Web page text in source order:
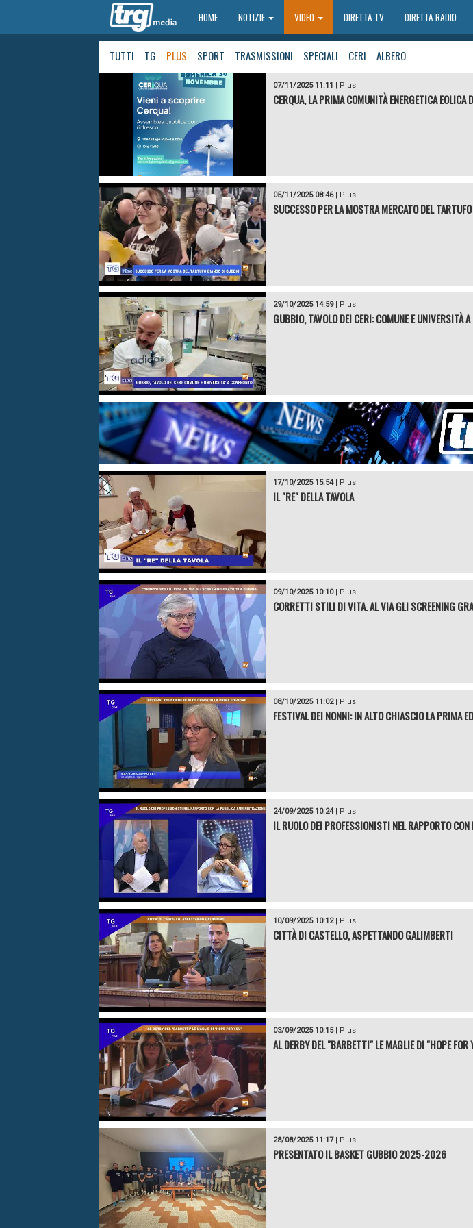
HOMEHOME NOTIZIE VIDEO DIRETTA TV DIRETTA RADIO
TUTTI TG PLUS SPORT TRASMISSIONI SPECIALI CERI ALBERO
07/11/2025 11:11 | Plus
CERQUA, LA PRIMA COMUNITÀ ENERGETICA EOLICA
05/11/2025 08:46| Plus
SUCCESSO PER LA MOSTRA MERCATO DEL
29/10/2025 14:59| Plus
GUBBIO, TAVOLO DEI CERI: COMUNE E UNIVERSITÀ
17/10/2025 15:54| Plus
IL "RE" DELLA TAVOLA
09/10/2025 10:10| Plus
CORRETTI STILI DI VITA. AL VIA GLI SCREENING
08/10/2025 11:02| Plus
FESTIVAL DEI NONNI: IN ALTO CHIASCIO LA PRIMA
24/09/2025 10:24| Plus
IL RUOLO DEI PROFESSIONISTI NEL RAPPORTO
10/09/2025 10:12| Plus
CITTÀ DI CASTELLO, ASPETTANDO GALIMBERTI
03/09/2025 10:15| Plus
AL DERBY DEL "BARBETTI" LE MAGLIE DI "HOPE FOR
28/08/2025 11:17| Plus
PRESENTATO IL BASKET GUBBIO 2025-2026